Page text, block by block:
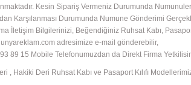
Kesin Sipariş Vermeniz Durumunda
Karşılanması Durumunda Numune Gönderimi
İletişim Bilgilerinizi, Beğendiğiniz Ruhsat Kabı,
adresimize e-mail gönderebilir,
89 15 Mobile Telefonumuzdan da Direkt Firma
, Hakiki Deri Ruhsat Kabı ve Pasaport Kılıfı